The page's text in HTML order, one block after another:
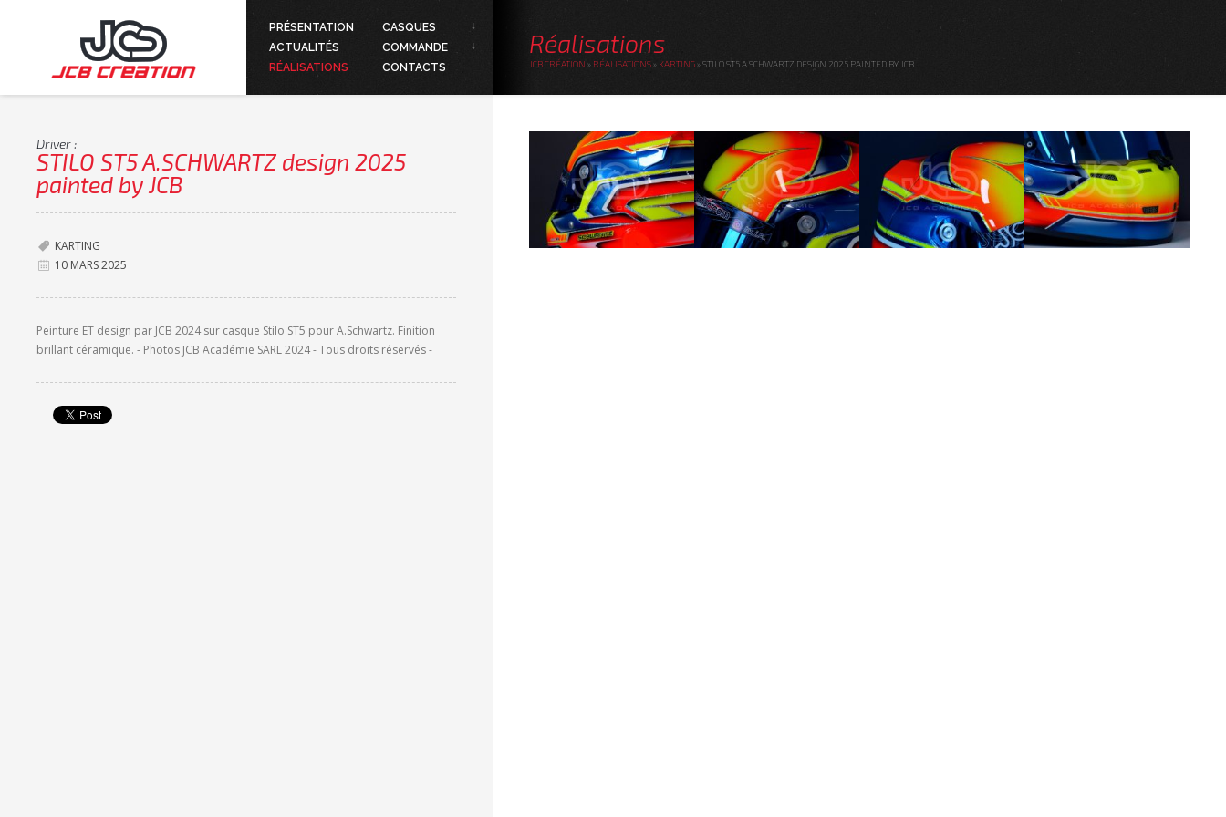
PRÉSENTATION
ACTUALITÉS
RÉALISATIONS
CASQUES
COMMANDE
CONTACTS
Driver :
STILO ST5 A.SCHWARTZ design 2025
painted by JCB
KARTING
10 MARS 2025
Peinture ET design par JCB 2024 sur casque Stilo ST5 pour A.Schwartz. Finition
brillant céramique. - Photos JCB Académie SARL 2024 - Tous droits réservés -
Réalisations
JCB CRÉATION » RÉALISATIONS » KARTING »STILO ST5 A.SCHWARTZ DESIGN 2025 PAINTED BY JCB